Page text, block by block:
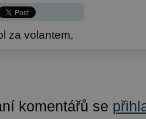
za volantem,
komentářů se